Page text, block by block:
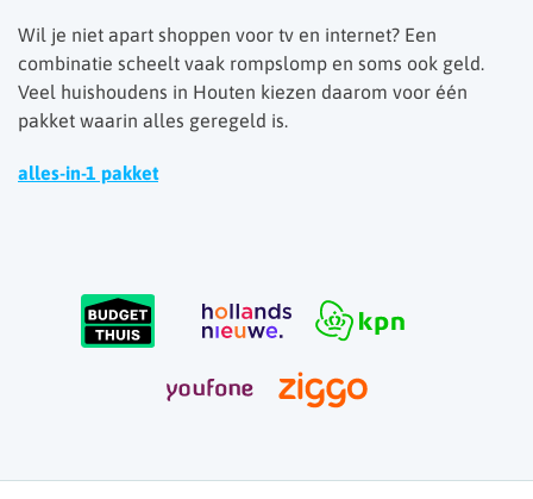
Wil je niet apart shoppen voor tv en internet? Een
combinatie scheelt vaak rompslomp en soms ook geld.
Veel huishoudens in Houten kiezen daarom voor één
pakket waarin alles geregeld is.
alles-in-1 pakket